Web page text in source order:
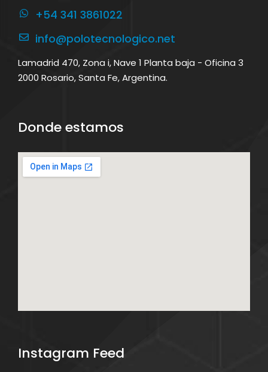
+54 341 3861022
info@polotecnologico.net
Lamadrid 470, Zona i, Nave 1 Planta baja - Oficina 3
2000 Rosario, Santa Fe, Argentina.
Donde estamos
Instagram Feed